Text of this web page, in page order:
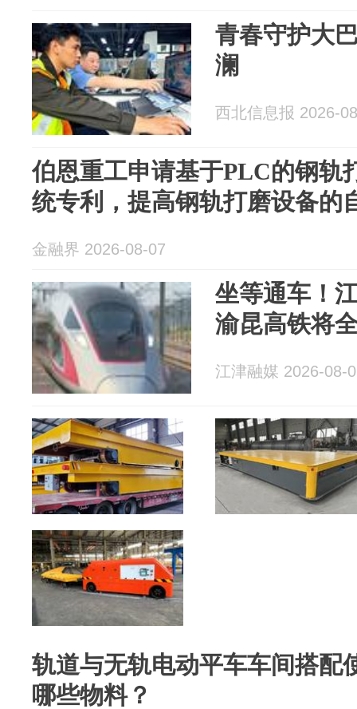
青春守护大
澜
西北信息报 2026-
伯恩重工申请基于PLC的钢轨
统专利，提高钢轨打磨设备的
金融界 2026-08-07
坐等通车！
渝昆高铁将
江津融媒 2026-08-
轨道与无轨电动平车车间搭配
哪些物料？